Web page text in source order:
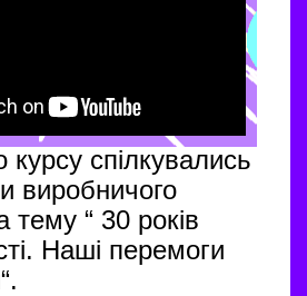
курсу спілкувались
виробничого
тему “ 30 років
Наші перемоги
“.